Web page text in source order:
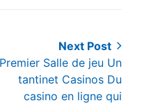
Next Post
Next
post:
Premier Salle de jeu Un
tantinet Casinos Du
casino en ligne qui